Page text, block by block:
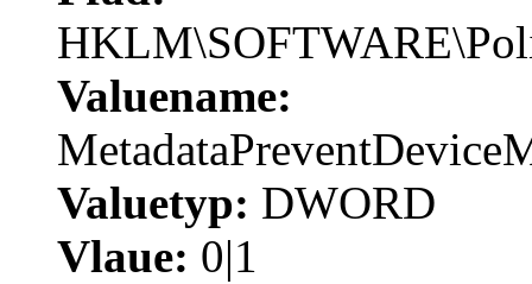
Valuename:
Valuetyp: DWORD
Vlaue: 0|1